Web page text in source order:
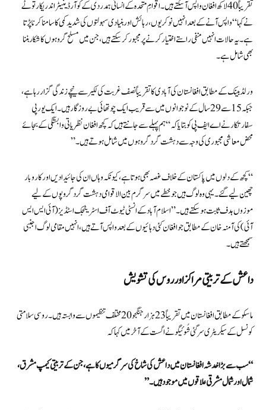
تقریباً 40 لاکھ افغان واپس آسکتے ہیں۔اقوامِ متحدہ کے انسانی ہمدردی کے کوآرڈینیٹر اندریکا رتوٹے
نے کہا“واپس آنے کے بعد انہیں نوکریوں، رہائش اور بنیادی سہولتوں کی شدید کمی کا سامنا کرنا پڑتا
ہے۔ یہ حالات انہیں منفی راستے اختیار کرنے پر مجبور کر سکتے ہیں، جن میں مسلح گروہوں کا شکار بننا
بھی شامل ہے۔
ورلڈ بینک کے مطابق افغانستان کی آبادی کا تقریباً نصف غربت کی لکیر سے نیچے زندگی گزار رہا ہے،
جبکہ 15 سے 29 سال کے نوجوانوں میں سے قریب ایک چوتھائی بے روزگار ہیں۔ ایک یورپی
سفارتکار نے اے ایف پی کو بتایا کہ “ ہم پہلے سے جانتے ہیں کہ کچھ افغان نظریاتی وابستگی کے بجائے
محض معاشی مجبوری کی وجہ سے دہشت گرد گروہوں میں شامل ہوتے ہیں۔”
“کچھ کے دلوں میں پاکستان کے خلاف غصہ بھی ہوتا ہے، کیونکہ وہاں ان کی جائیدادیں اور کاروبار
چھین لیے گئے۔ یہی وہ لوگ ہیں جو خطے میں سرگرم بین الاقوامی دہشت گرد گروپوں کے لیے
موزوں ہدف ثابت ہو سکتے ہیں۔”اسلام آباد کے انسٹی ٹیوٹ آف اسٹریٹجک اسٹڈیز (آئی ایس ایس
آئی) کی آمنہ خان کے مطابق جو افغان کئی دہائیوں کے بعد واپس آتے ہیں، انہیں مقامی لوگ اجنبی
سمجھتے ہیں۔
داعش کے تربیتی مراکز اور روس کی تشویش
ماسکو کے مطابق افغانستان میں تقریباً 23 ہزار جنگجو 20 مختلف تنظیموں سے وابستہ ہیں۔ روسی سلامتی
کونسل کے سیکریٹری سرگئی شُوئیگو نے اگست کے آخر میں کہا کہ
“سب سے بڑا خدشہ افغانستان میں داعش کی شاخ کی سرگرمیوں کا ہے، جن کے تربیتی کیمپ مشرق،
شمال اور شمال مشرقی علاقوں میں موجود ہیں۔”